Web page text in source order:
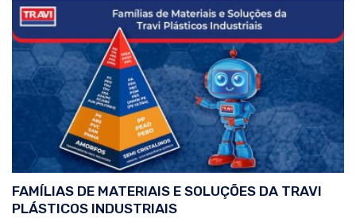
FAMÍLIAS DE MATERIAIS E SOLUÇÕES DA TRAVI
PLÁSTICOS INDUSTRIAIS